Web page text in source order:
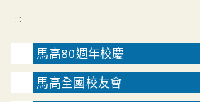
:::
馬高80週年校慶
馬高全國校友會